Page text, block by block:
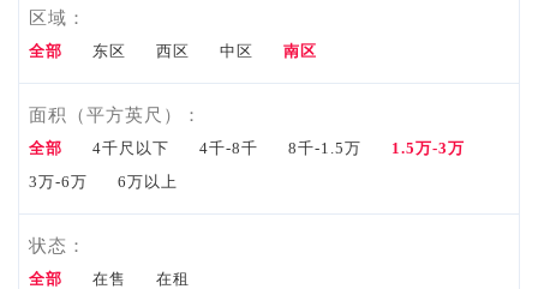
出
Sale
区域：
全部 东区 西区 中区 南区
面积（平方英尺）：
全部 4千尺以下 4千-8千 8千-1.5万
1.5万-3万
3万-6万
6万以上
状态：
全部 在售 在租